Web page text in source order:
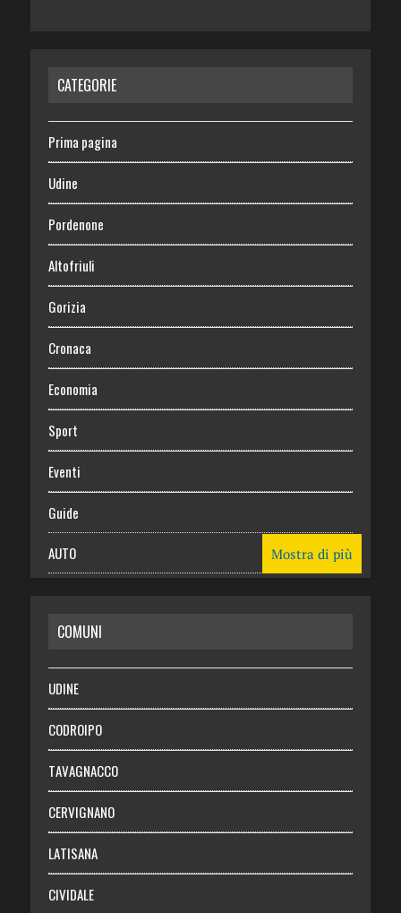
CATEGORIE
Prima pagina
Udine
Pordenone
Altofriuli
Gorizia
Cronaca
Economia
Sport
Eventi
Guide
AUTO
RISPARMIO
SALUTE
Necrologie
Chi siamo
Abbonati
Login
Mostra di più
COMUNI
UDINE
CODROIPO
TAVAGNACCO
CERVIGNANO
LATISANA
CIVIDALE